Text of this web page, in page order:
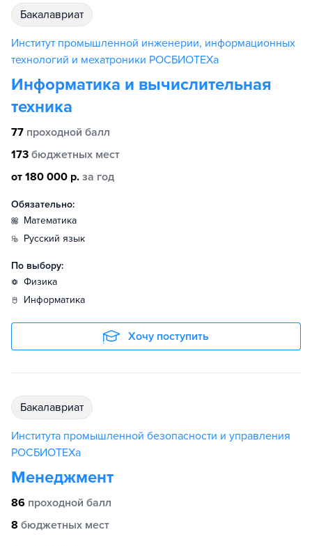
бакалавриат
Институт промышленной инженерии, информационных
технологий и мехатроники РОСБИОТЕХа
Информатика и вычислительная
техника
77 проходной балл
173 бюджетных мест
от 180 000 р. за год
Обязательно:
математика
русский язык
По выбору:
физика
информатика
Хочу поступить
бакалавриат
Института промышленной безопасности и управления
РОСБИОТЕХа
Менеджмент
86 проходной балл
8 бюджетных мест